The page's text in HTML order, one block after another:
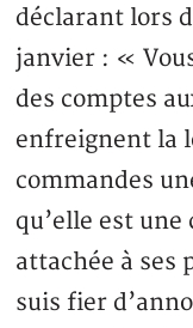
déclarant lors
janvier : «
des comptes
enfreignent la
commandes
qu’elle est
attachée à ses
suis fier